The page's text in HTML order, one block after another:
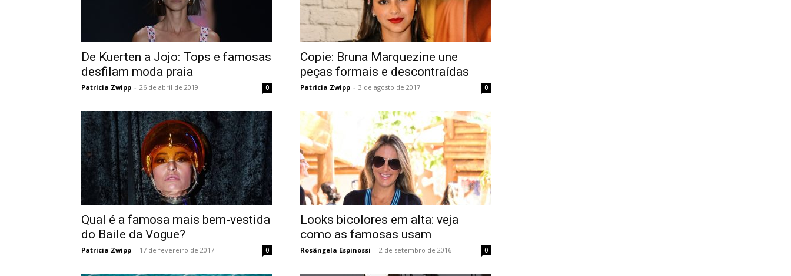
De Kuerten a Jojo: Tops e famosas
desfilam moda praia
Patricia Zwipp - 26 de abril de 2019 0
Copie: Bruna Marquezine une
peças formais e descontraídas
Patricia Zwipp - 3 de agosto de 2017 0
Qual é a famosa mais bem-vestida
do Baile da Vogue?
Patricia Zwipp - 17 de fevereiro de 2017 0
Looks bicolores em alta: veja
como as famosas usam
Rosângela Espinossi - 2 de setembro de 2016 0